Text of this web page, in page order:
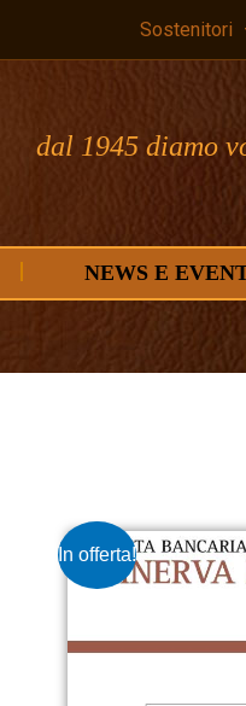
Sostenitori
dal 1945 diamo
NEWS E
In offerta!